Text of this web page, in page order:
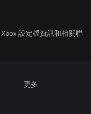
設定檔資訊和相關聯
更多